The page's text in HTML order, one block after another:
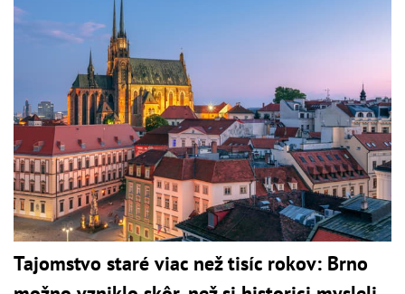
Tajomstvo staré viac než tisíc rokov: Brno